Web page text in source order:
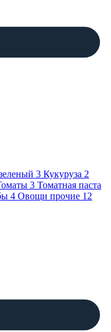
3 Кукуруза 2
3 Томатная паста
4 Овощи прочие 12